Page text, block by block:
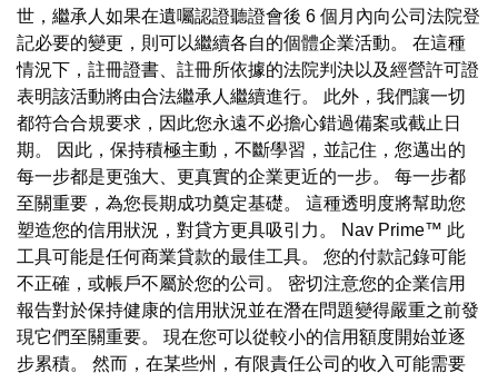
世，繼承人如果在遺囑認證聽證會後 6 個月內向公司法院登
記必要的變更，則可以繼續各自的個體企業活動。 在這種
情況下，註冊證書、註冊所依據的法院判決以及經營許可證
表明該活動將由合法繼承人繼續進行。 此外，我們讓一切
都符合合規要求，因此您永遠不必擔心錯過備案或截止日
期。 因此，保持積極主動，不斷學習，並記住，您邁出的
每一步都是更強大、更真實的企業更近的一步。 每一步都
至關重要，為您長期成功奠定基礎。 這種透明度將幫助您
塑造您的信用狀況，對貸方更具吸引力。 Nav Prime™ 此
工具可能是任何商業貸款的最佳工具。 您的付款記錄可能
不正確，或帳戶不屬於您的公司。 密切注意您的企業信用
報告對於保持健康的信用狀況並在潛在問題變得嚴重之前發
現它們至關重要。 現在您可以從較小的信用額度開始並逐
步累積。 然而，在某些州，有限責任公司的收入可能需要